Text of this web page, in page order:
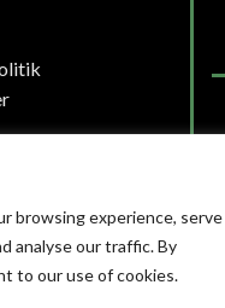
browsing experience, serve
analyse our traffic. By
to our use of cookies.